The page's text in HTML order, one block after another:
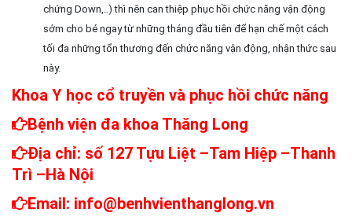
chứng Down,..) thì nên can thiệp phục hồi chức năng vận động
sớm cho bé ngay từ những tháng đầu tiên để hạn chế một cách
tối đa những tổn thương đến chức năng vận động, nhận thức sau
này.
Khoa Y học cổ truyền và phục hồi chức năng
Bệnh viện đa khoa Thăng Long
Địa chỉ: số 127 Tựu Liệt –Tam Hiệp –Thanh
Trì –Hà Nội
Email: info@benhvienthanglong.vn